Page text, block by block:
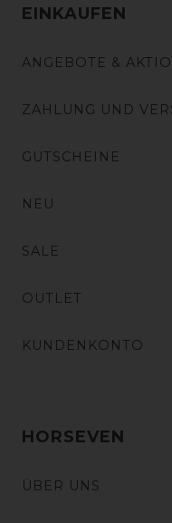
EINKAUFEN
ANGEBOTE &
ZAHLUNG UND
GUTSCHEINE
NEU
SALE
OUTLET
KUNDENKONTO
HORSEVEN
ÜBER UNS